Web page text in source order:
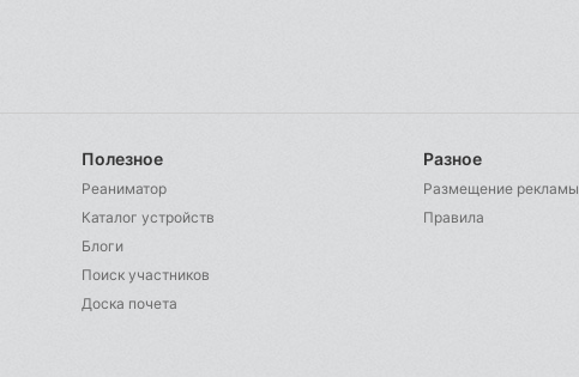
Полезное
Реаниматор
Каталог устройств
Блоги
Поиск участников
Доска почета
Разное
Размещение рекламы
Правила